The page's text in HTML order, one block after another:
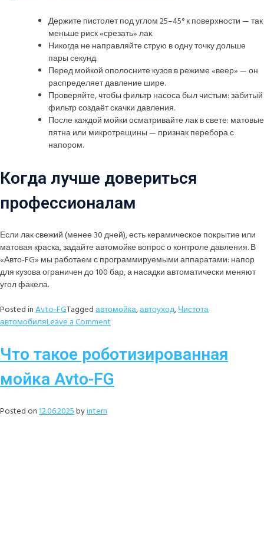
Держите пистолет под углом 25–45° к поверхности — так
меньше риск «срезать» лак.
Никогда не направляйте струю в одну точку дольше
пары секунд.
Перед мойкой ополосните кузов в режиме «веер» — он
распределяет давление шире.
Проверяйте, чтобы фильтр насоса был чистым: забитый
фильтр создаёт скачки давления.
После каждой мойки осматривайте лак в свете: матовые
пятна или микротрещины — признак перебора с
напором.
Когда лучше довериться
профессионалам
Если лак свежий (менее 30 дней), есть керамическое покрытие или
матовая краска, задайте автомойке вопрос о контроле давления. В
«Авто-FG» мы работаем с программируемыми аппаратами: напор
для кузова ограничен до 100 бар, а насадки автоматически меняют
угол факела.
Posted inAvto-FGTaggedавтомойка,автоуход,Чистота
автомобиляLeave a Comment
Что такое роботизированная
мойка Avto-FG
Posted on12.06.2025byintern